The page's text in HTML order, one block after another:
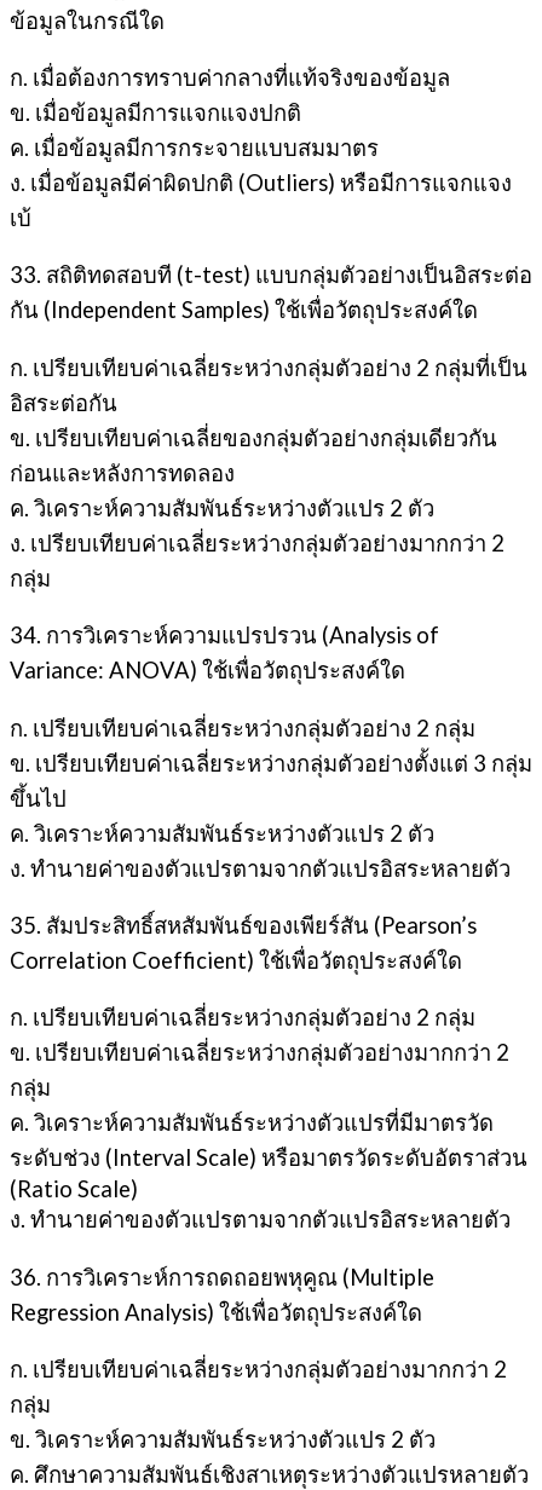
ข้อมูลในกรณีใด
ก. เมื่อต้องการทราบค่ากลางที่แท้จริงของข้อมูล
ข. เมื่อข้อมูลมีการแจกแจงปกติ
ค. เมื่อข้อมูลมีการกระจายแบบสมมาตร
ง. เมื่อข้อมูลมีค่าผิดปกติ (Outliers) หรือมีการแจกแจง
เบ้
33. สถิติทดสอบที (t-test) แบบกลุ่มตัวอย่างเป็นอิสระต่อ
กัน (Independent Samples) ใช้เพื่อวัตถุประสงค์ใด
ก. เปรียบเทียบค่าเฉลี่ยระหว่างกลุ่มตัวอย่าง 2 กลุ่มที่เป็น
อิสระต่อกัน
ข. เปรียบเทียบค่าเฉลี่ยของกลุ่มตัวอย่างกลุ่มเดียวกัน
ก่อนและหลังการทดลอง
ค. วิเคราะห์ความสัมพันธ์ระหว่างตัวแปร 2 ตัว
ง. เปรียบเทียบค่าเฉลี่ยระหว่างกลุ่มตัวอย่างมากกว่า 2
กลุ่ม
34. การวิเคราะห์ความแปรปรวน (Analysis of
Variance: ANOVA) ใช้เพื่อวัตถุประสงค์ใด
ก. เปรียบเทียบค่าเฉลี่ยระหว่างกลุ่มตัวอย่าง 2 กลุ่ม
ข. เปรียบเทียบค่าเฉลี่ยระหว่างกลุ่มตัวอย่างตั้งแต่ 3 กลุ่ม
ขึ้นไป
ค. วิเคราะห์ความสัมพันธ์ระหว่างตัวแปร 2 ตัว
ง. ทำนายค่าของตัวแปรตามจากตัวแปรอิสระหลายตัว
35. สัมประสิทธิ์สหสัมพันธ์ของเพียร์สัน (Pearson’s
Correlation Coefficient) ใช้เพื่อวัตถุประสงค์ใด
ก. เปรียบเทียบค่าเฉลี่ยระหว่างกลุ่มตัวอย่าง 2 กลุ่ม
ข. เปรียบเทียบค่าเฉลี่ยระหว่างกลุ่มตัวอย่างมากกว่า 2
กลุ่ม
ค. วิเคราะห์ความสัมพันธ์ระหว่างตัวแปรที่มีมาตรวัด
ระดับช่วง (Interval Scale) หรือมาตรวัดระดับอัตราส่วน
(Ratio Scale)
ง. ทำนายค่าของตัวแปรตามจากตัวแปรอิสระหลายตัว
36. การวิเคราะห์การถดถอยพหุคูณ (Multiple
Regression Analysis) ใช้เพื่อวัตถุประสงค์ใด
ก. เปรียบเทียบค่าเฉลี่ยระหว่างกลุ่มตัวอย่างมากกว่า 2
กลุ่ม
ข. วิเคราะห์ความสัมพันธ์ระหว่างตัวแปร 2 ตัว
ค. ศึกษาความสัมพันธ์เชิงสาเหตุระหว่างตัวแปรหลายตัว